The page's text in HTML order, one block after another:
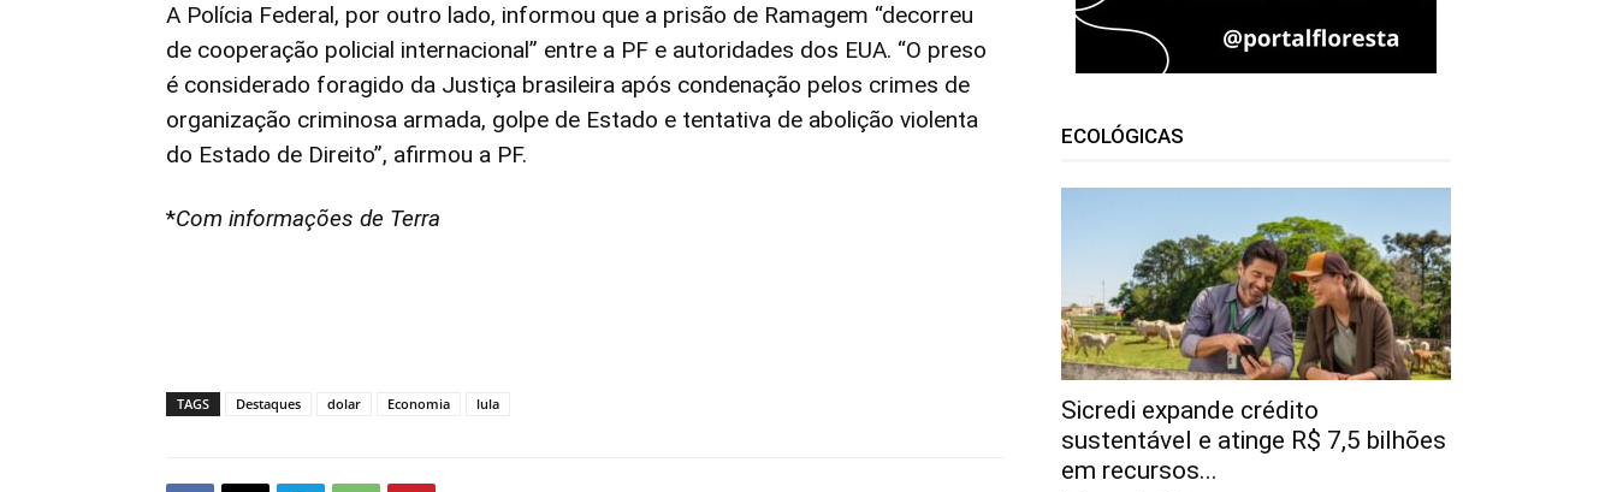
A Polícia Federal, por outro lado, informou que a prisão de Ramagem “decorreu
de cooperação policial internacional” entre a PF e autoridades dos EUA. “O preso
é considerado foragido da Justiça brasileira após condenação pelos crimes de
organização criminosa armada, golpe de Estado e tentativa de abolição violenta
do Estado de Direito”, afirmou a PF.
*Com informações de Terra
TAGS Destaques dolar Economia lula
ECOLÓGICAS
Sicredi expande crédito
sustentável e atinge R$ 7,5 bilhões
em recursos...